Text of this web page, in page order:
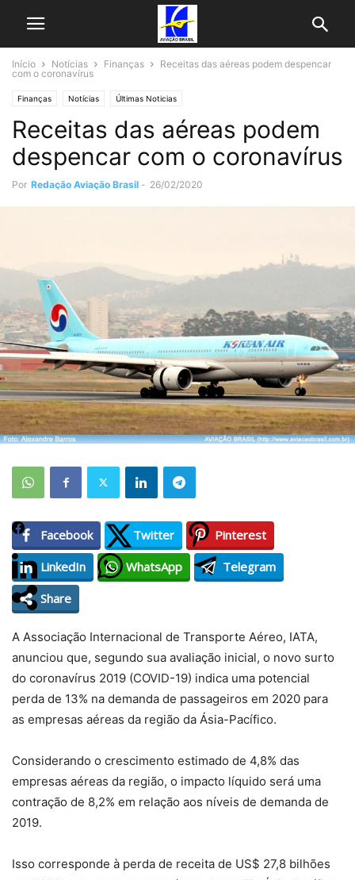
Início Notícias Finanças
Receitas das aéreas podem despencar
com o coronavírus
Finanças Notícias Últimas Noticias
Receitas das aéreas podem
despencar com o coronavírus
Por Redação Aviação Brasil - 26/02/2020
Facebook Twitter
Pinterest
LinkedIn
WhatsApp
Telegram
Share
A Associação Internacional de Transporte Aéreo, IATA,
anunciou que, segundo sua avaliação inicial, o novo surto
do coronavírus 2019 (COVID-19) indica uma potencial
perda de 13% na demanda de passageiros em 2020 para
as empresas aéreas da região da Ásia-Pacífico.
Considerando o crescimento estimado de 4,8% das
empresas aéreas da região, o impacto líquido será uma
contração de 8,2% em relação aos níveis de demanda de
2019.
Isso corresponde à perda de receita de US$ 27,8 bilhões